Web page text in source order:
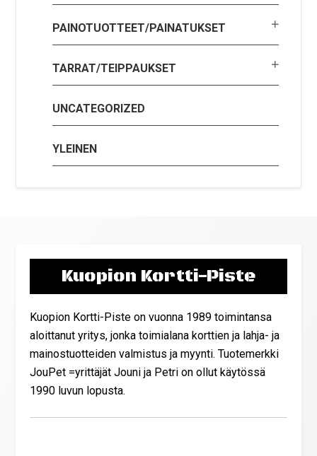
PAINOTUOTTEET/PAINATUKSET
TARRAT/TEIPPAUKSET
UNCATEGORIZED
YLEINEN
Kuopion Kortti-Piste
Kuopion Kortti-Piste on vuonna 1989 toimintansa
aloittanut yritys, jonka toimialana korttien ja lahja- ja
mainostuotteiden valmistus ja myynti. Tuotemerkki
JouPet =yrittäjät Jouni ja Petri on ollut käytössä
1990 luvun lopusta.